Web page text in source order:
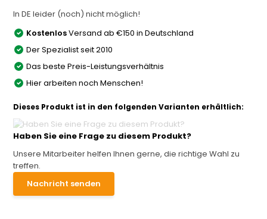
In DE leider (noch) nicht möglich!
KostenlosVersand ab €150 in Deutschland
Der Spezialist seit 2010
Das beste Preis-Leistungsverhältnis
Hier arbeiten noch Menschen!
Dieses Produkt ist in den folgenden Varianten erhältlich:
Haben Sie eine Frage zu diesem Produkt?
Unsere Mitarbeiter helfen Ihnen gerne, die richtige Wahl zu
treffen.
Nachricht senden